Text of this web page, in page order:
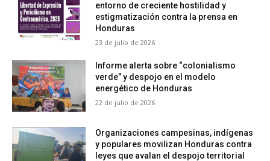
entorno de creciente hostilidad y
estigmatización contra la prensa en
Honduras
23 de julio de 2026
Informe alerta sobre “colonialismo
verde” y despojo en el modelo
energético de Honduras
22 de julio de 2026
Organizaciones campesinas, indígenas
y populares movilizan Honduras contra
leyes que avalan el despojo territorial